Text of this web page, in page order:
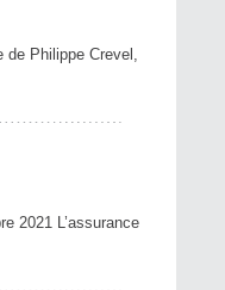
de Philippe Crevel,
2021 L’assurance